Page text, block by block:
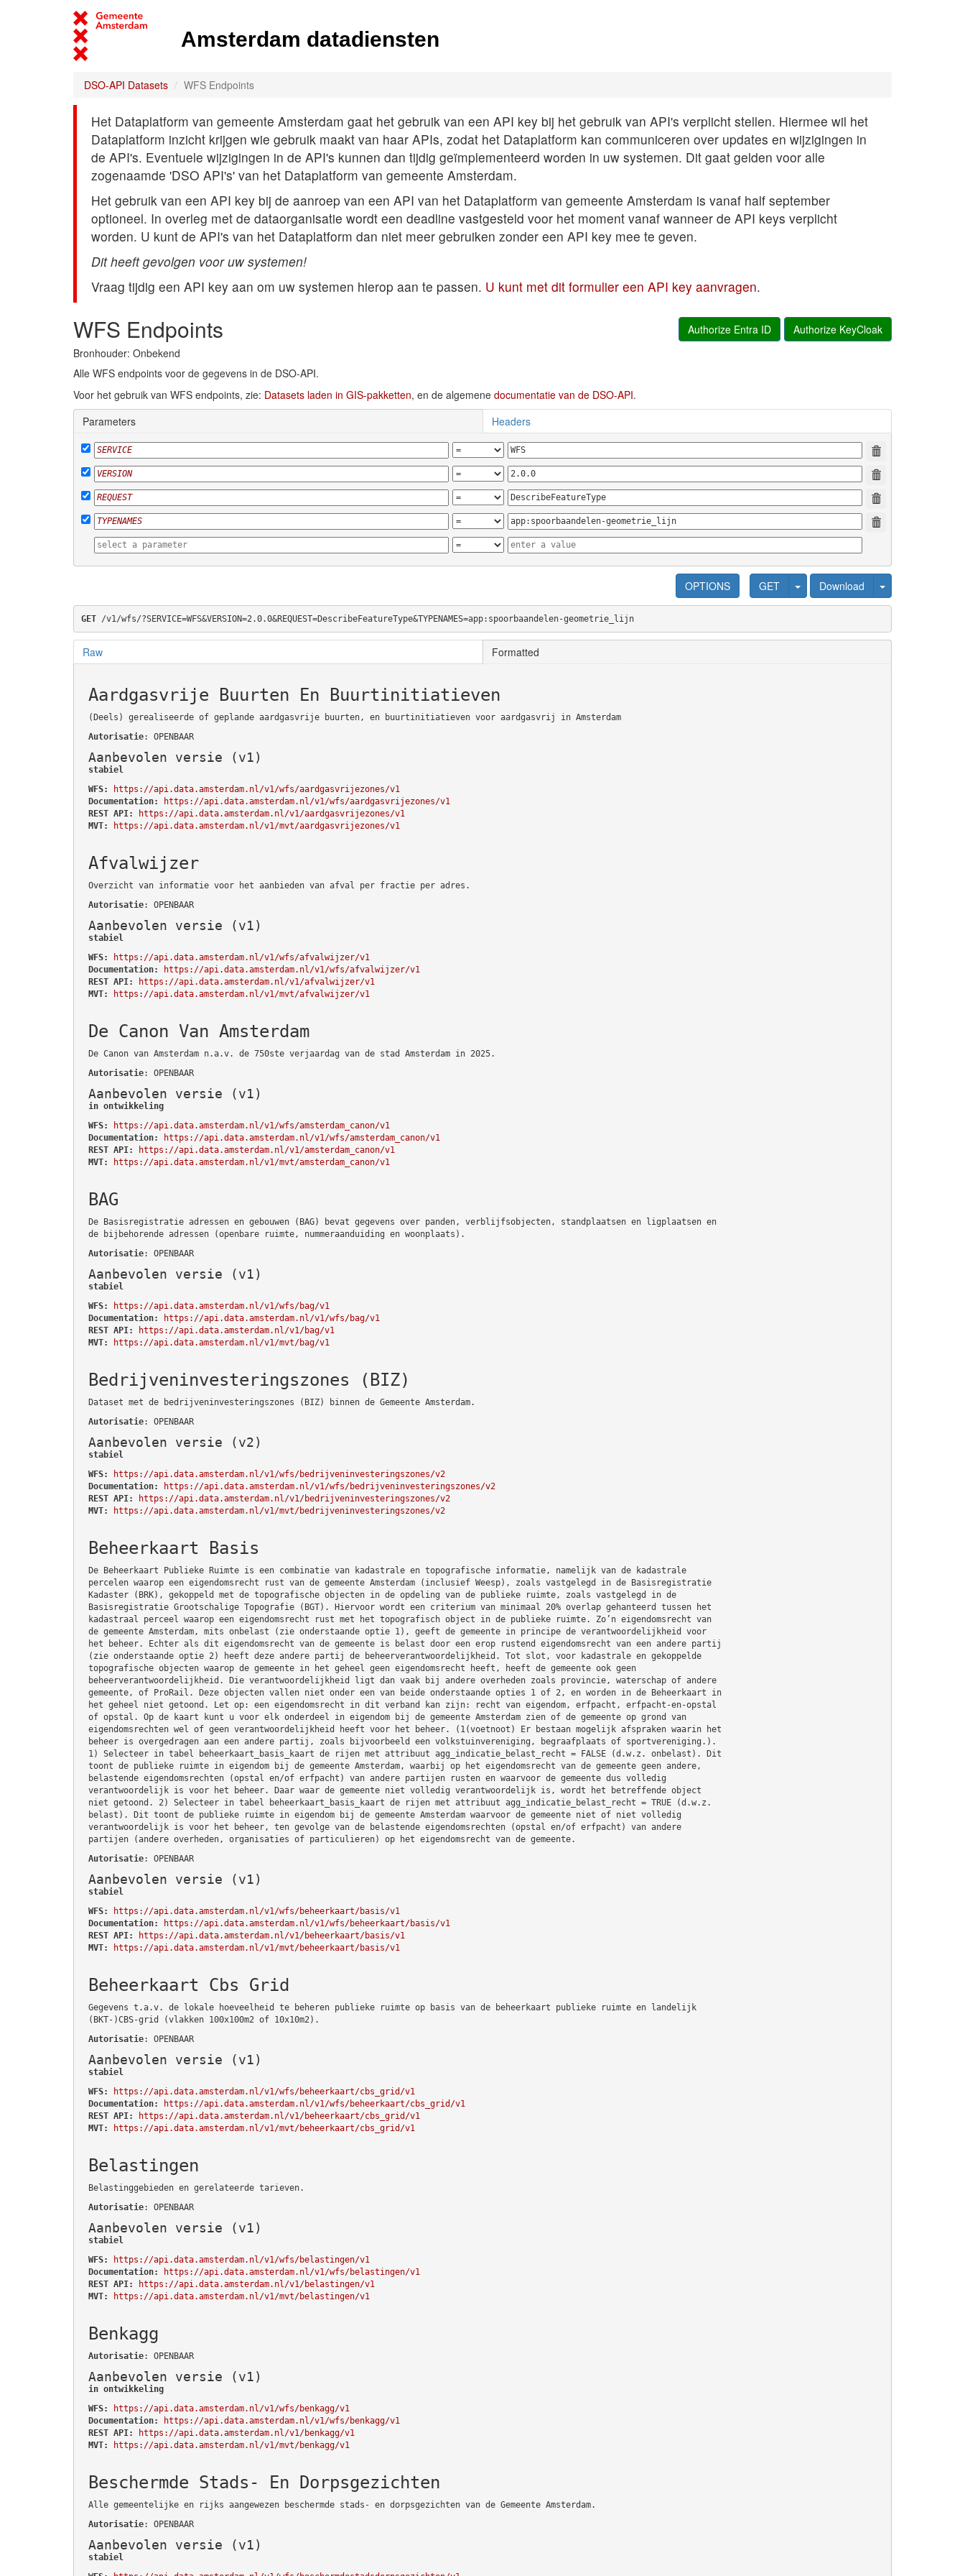
Amsterdam datadiensten
DSO-API Datasets WFS Endpoints
Het Dataplatform van gemeente Amsterdam gaat het gebruik van een API key bij het gebruik van API's verplicht stellen. Hiermee wil het
Dataplatform inzicht krijgen wie gebruik maakt van haar APIs, zodat het Dataplatform kan communiceren over updates en wijzigingen in
de API's. Eventuele wijzigingen in de API's kunnen dan tijdig geïmplementeerd worden in uw systemen. Dit gaat gelden voor alle
zogenaamde 'DSO API's' van het Dataplatform van gemeente Amsterdam.
Het gebruik van een API key bij de aanroep van een API van het Dataplatform van gemeente Amsterdam is vanaf half september
optioneel. In overleg met de dataorganisatie wordt een deadline vastgesteld voor het moment vanaf wanneer de API keys verplicht
worden. U kunt de API's van het Dataplatform dan niet meer gebruiken zonder een API key mee te geven.
Dit heeft gevolgen voor uw systemen!
Vraag tijdig een API key aan om uw systemen hierop aan te passen. U kunt met dit formulier een API key aanvragen.
Authorize KeyCloak
Authorize Entra ID
WFS Endpoints
Bronhouder: Onbekend
Alle WFS endpoints voor de gegevens in de DSO-API.
Voor het gebruik van WFS endpoints, zie: Datasets laden in GIS-pakketten, en de algemene documentatie van de DSO-API.
Parameters
Headers
GET Download
OPTIONS
GET /v1/wfs/?SERVICE=WFS&VERSION=2.0.0&REQUEST=DescribeFeatureType&TYPENAMES=app:spoorbaandelen-geometrie_lijn
Raw Formatted
Aardgasvrije Buurten En Buurtinitiatieven
(Deels) gerealiseerde of geplande aardgasvrije buurten, en buurtinitiatieven voor aardgasvrij in Amsterdam
Autorisatie: OPENBAAR
Aanbevolen versie (v1)
stabiel
WFS:
https://api.data.amsterdam.nl/v1/wfs/aardgasvrijezones/v1
Documentation:
https://api.data.amsterdam.nl/v1/wfs/aardgasvrijezones/v1
REST API:
https://api.data.amsterdam.nl/v1/aardgasvrijezones/v1
MVT:
https://api.data.amsterdam.nl/v1/mvt/aardgasvrijezones/v1
Afvalwijzer
Overzicht van informatie voor het aanbieden van afval per fractie per adres.
Autorisatie: OPENBAAR
Aanbevolen versie (v1)
stabiel
WFS:
https://api.data.amsterdam.nl/v1/wfs/afvalwijzer/v1
Documentation:
https://api.data.amsterdam.nl/v1/wfs/afvalwijzer/v1
REST API:
https://api.data.amsterdam.nl/v1/afvalwijzer/v1
MVT:
https://api.data.amsterdam.nl/v1/mvt/afvalwijzer/v1
De Canon Van Amsterdam
De Canon van Amsterdam n.a.v. de 750ste verjaardag van de stad Amsterdam in 2025.
Autorisatie: OPENBAAR
Aanbevolen versie (v1)
in ontwikkeling
WFS:
https://api.data.amsterdam.nl/v1/wfs/amsterdam_canon/v1
Documentation:
https://api.data.amsterdam.nl/v1/wfs/amsterdam_canon/v1
REST API:
https://api.data.amsterdam.nl/v1/amsterdam_canon/v1
MVT:
https://api.data.amsterdam.nl/v1/mvt/amsterdam_canon/v1
BAG
De Basisregistratie adressen en gebouwen (BAG) bevat gegevens over panden, verblijfsobjecten, standplaatsen en ligplaatsen en
de bijbehorende adressen (openbare ruimte, nummeraanduiding en woonplaats).
Autorisatie: OPENBAAR
Aanbevolen versie (v1)
stabiel
WFS:
https://api.data.amsterdam.nl/v1/wfs/bag/v1
Documentation:
https://api.data.amsterdam.nl/v1/wfs/bag/v1
REST API:
https://api.data.amsterdam.nl/v1/bag/v1
MVT:
https://api.data.amsterdam.nl/v1/mvt/bag/v1
Bedrijveninvesteringszones (BIZ)
Dataset met de bedrijveninvesteringszones (BIZ) binnen de Gemeente Amsterdam.
Autorisatie: OPENBAAR
Aanbevolen versie (v2)
stabiel
WFS:
https://api.data.amsterdam.nl/v1/wfs/bedrijveninvesteringszones/v2
Documentation:
https://api.data.amsterdam.nl/v1/wfs/bedrijveninvesteringszones/v2
REST API:
https://api.data.amsterdam.nl/v1/bedrijveninvesteringszones/v2
MVT:
https://api.data.amsterdam.nl/v1/mvt/bedrijveninvesteringszones/v2
Beheerkaart Basis
De Beheerkaart Publieke Ruimte is een combinatie van kadastrale en topografische informatie, namelijk van de kadastrale
percelen waarop een eigendomsrecht rust van de gemeente Amsterdam (inclusief Weesp), zoals vastgelegd in de Basisregistratie
Kadaster (BRK), gekoppeld met de topografische objecten in de opdeling van de publieke ruimte, zoals vastgelegd in de
Basisregistratie Grootschalige Topografie (BGT). Hiervoor wordt een criterium van minimaal 20% overlap gehanteerd tussen het
kadastraal perceel waarop een eigendomsrecht rust met het topografisch object in de publieke ruimte. Zo’n eigendomsrecht van
de gemeente Amsterdam, mits onbelast (zie onderstaande optie 1), geeft de gemeente in principe de verantwoordelijkheid voor
het beheer. Echter als dit eigendomsrecht van de gemeente is belast door een erop rustend eigendomsrecht van een andere partij
(zie onderstaande optie 2) heeft deze andere partij de beheerverantwoordelijkheid. Tot slot, voor kadastrale en gekoppelde
topografische objecten waarop de gemeente in het geheel geen eigendomsrecht heeft, heeft de gemeente ook geen
beheerverantwoordelijkheid. Die verantwoordelijkheid ligt dan vaak bij andere overheden zoals provincie, waterschap of andere
gemeente, of ProRail. Deze objecten vallen niet onder een van beide onderstaande opties 1 of 2, en worden in de Beheerkaart in
het geheel niet getoond. Let op: een eigendomsrecht in dit verband kan zijn: recht van eigendom, erfpacht, erfpacht-en-opstal
of opstal. Op de kaart kunt u voor elk onderdeel in eigendom bij de gemeente Amsterdam zien of de gemeente op grond van
eigendomsrechten wel of geen verantwoordelijkheid heeft voor het beheer. (1(voetnoot) Er bestaan mogelijk afspraken waarin het
beheer is overgedragen aan een andere partij, zoals bijvoorbeeld een volkstuinvereniging, begraafplaats of sportvereniging.).
1) Selecteer in tabel beheerkaart_basis_kaart de rijen met attribuut agg_indicatie_belast_recht = FALSE (d.w.z. onbelast). Dit
toont de publieke ruimte in eigendom bij de gemeente Amsterdam, waarbij op het eigendomsrecht van de gemeente geen andere,
belastende eigendomsrechten (opstal en/of erfpacht) van andere partijen rusten en waarvoor de gemeente dus volledig
verantwoordelijk is voor het beheer. Daar waar de gemeente niet volledig verantwoordelijk is, wordt het betreffende object
niet getoond. 2) Selecteer in tabel beheerkaart_basis_kaart de rijen met attribuut agg_indicatie_belast_recht = TRUE (d.w.z.
belast). Dit toont de publieke ruimte in eigendom bij de gemeente Amsterdam waarvoor de gemeente niet of niet volledig
verantwoordelijk is voor het beheer, ten gevolge van de belastende eigendomsrechten (opstal en/of erfpacht) van andere
partijen (andere overheden, organisaties of particulieren) op het eigendomsrecht van de gemeente.
Autorisatie: OPENBAAR
Aanbevolen versie (v1)
stabiel
WFS:
https://api.data.amsterdam.nl/v1/wfs/beheerkaart/basis/v1
Documentation:
https://api.data.amsterdam.nl/v1/wfs/beheerkaart/basis/v1
REST API:
https://api.data.amsterdam.nl/v1/beheerkaart/basis/v1
MVT:
https://api.data.amsterdam.nl/v1/mvt/beheerkaart/basis/v1
Beheerkaart Cbs Grid
Gegevens t.a.v. de lokale hoeveelheid te beheren publieke ruimte op basis van de beheerkaart publieke ruimte en landelijk
(BKT-)CBS-grid (vlakken 100x100m2 of 10x10m2).
Autorisatie: OPENBAAR
Aanbevolen versie (v1)
stabiel
WFS:
https://api.data.amsterdam.nl/v1/wfs/beheerkaart/cbs_grid/v1
Documentation:
https://api.data.amsterdam.nl/v1/wfs/beheerkaart/cbs_grid/v1
REST API:
https://api.data.amsterdam.nl/v1/beheerkaart/cbs_grid/v1
MVT:
https://api.data.amsterdam.nl/v1/mvt/beheerkaart/cbs_grid/v1
Belastingen
Belastinggebieden en gerelateerde tarieven.
Autorisatie: OPENBAAR
Aanbevolen versie (v1)
stabiel
WFS:
https://api.data.amsterdam.nl/v1/wfs/belastingen/v1
Documentation:
https://api.data.amsterdam.nl/v1/wfs/belastingen/v1
REST API:
https://api.data.amsterdam.nl/v1/belastingen/v1
MVT:
https://api.data.amsterdam.nl/v1/mvt/belastingen/v1
Benkagg
Autorisatie: OPENBAAR
Aanbevolen versie (v1)
in ontwikkeling
WFS:
https://api.data.amsterdam.nl/v1/wfs/benkagg/v1
Documentation:
https://api.data.amsterdam.nl/v1/wfs/benkagg/v1
REST API:
https://api.data.amsterdam.nl/v1/benkagg/v1
MVT:
https://api.data.amsterdam.nl/v1/mvt/benkagg/v1
Beschermde Stads- En Dorpsgezichten
Alle gemeentelijke en rijks aangewezen beschermde stads- en dorpsgezichten van de Gemeente Amsterdam.
Autorisatie: OPENBAAR
Aanbevolen versie (v1)
stabiel